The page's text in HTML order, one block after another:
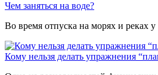
Чем заняться на воде?
Во время отпуска на морях и реках
Кому нельзя делать упражнения